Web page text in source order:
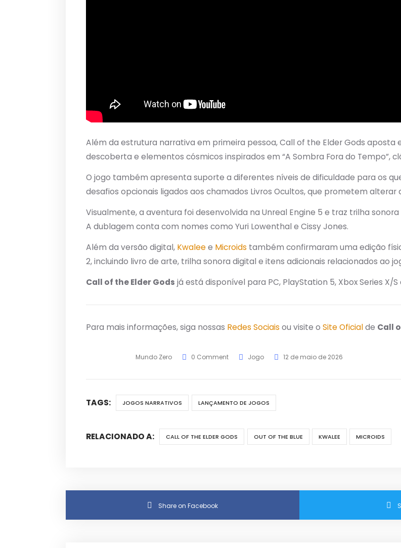
Além da estrutura narrativa em primeira pessoa, Call of the Elder Gods
descoberta e elementos cósmicos inspirados em “A Sombra Fora do Tempo”,
O jogo também apresenta suporte a diferentes níveis de dificuldade para os
desafios opcionais ligados aos chamados Livros Ocultos, que prometem
Visualmente, a aventura foi desenvolvida na Unreal Engine 5 e traz trilha
A dublagem conta com nomes como Yuri Lowenthal e Cissy Jones.
Além da versão digital, Kwaleee Microids também confirmaram uma edição
2, incluindo livro de arte, trilha sonora digital e itens adicionais relacionados ao
Call of the Elder Gods já está disponível para PC, PlayStation 5, Xbox Series X/
Para mais informações, siga nossas Redes Sociais ou visite o Site Oficialde Call
Mundo Zero 0 Comment Jogo 12 de maio de 2026
TAGS: JOGOS NARRATIVOS LANÇAMENTO DE JOGOS
RELACIONADO A: CALL OF THE ELDER GODS OUT OF THE BLUE KWALEE MICROIDS
Share on Facebook